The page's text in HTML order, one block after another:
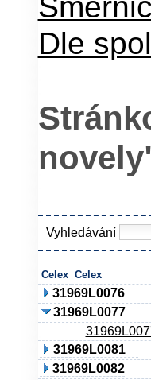
Dle
Vyhledávání
Celex Celex
31969L0076
31969L0077
31969L0081
31969L0082